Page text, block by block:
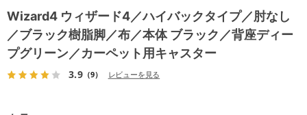
Wizard4 ウィザード4／ハイバックタイプ／肘なし
／ブラック樹脂脚／布／本体 ブラック／背座ディー
プグリーン／カーペット用キャスター
3.9（9） レビューを見る